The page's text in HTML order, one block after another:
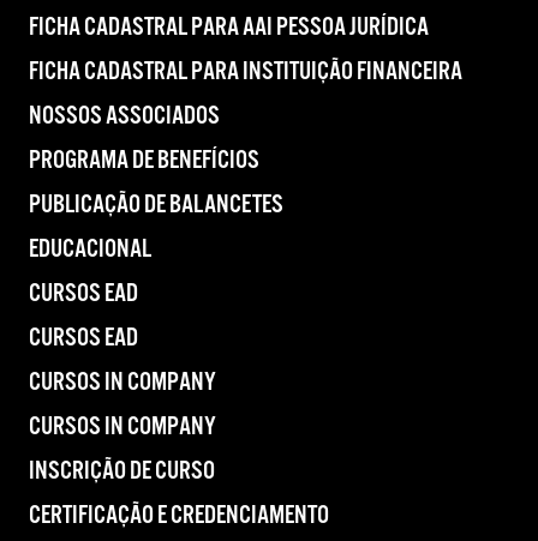
FICHA CADASTRAL PARA AAI PESSOA JURÍDICA
FICHA CADASTRAL PARA INSTITUIÇÃO FINANCEIRA
NOSSOS ASSOCIADOS
PROGRAMA DE BENEFÍCIOS
PUBLICAÇÃO DE BALANCETES
EDUCACIONAL
CURSOS EAD
CURSOS EAD
CURSOS IN COMPANY
CURSOS IN COMPANY
INSCRIÇÃO DE CURSO
CERTIFICAÇÃO E CREDENCIAMENTO